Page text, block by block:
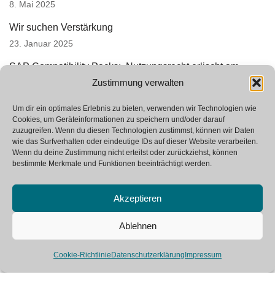
Zustimmung verwalten
Um dir ein optimales Erlebnis zu bieten, verwenden wir Technologien wie
Cookies, um Geräteinformationen zu speichern und/oder darauf
zuzugreifen. Wenn du diesen Technologien zustimmst, können wir Daten
wie das Surfverhalten oder eindeutige IDs auf dieser Website verarbeiten.
Wenn du deine Zustimmung nicht erteilst oder zurückziehst, können
bestimmte Merkmale und Funktionen beeinträchtigt werden.
Akzeptieren
Ablehnen
Cookie-Richtlinie Datenschutzerklärung Impressum
8. Mai 2025
Wir suchen Verstärkung
23. Januar 2025
SAP Compatibility Packs: Nutzungsrecht erlischt am
Datenschutzerklärung